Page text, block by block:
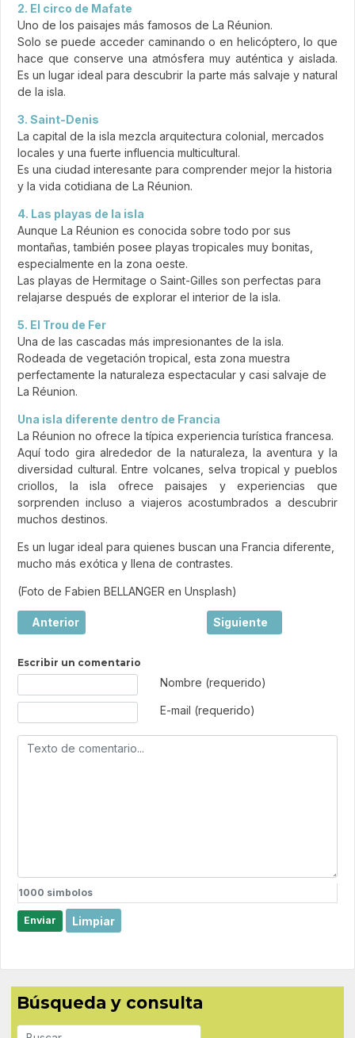
2. El circo de Mafate
Uno de los paisajes más famosos de La Réunion.
Solo se puede acceder caminando o en helicóptero, lo que
hace que conserve una atmósfera muy auténtica y aislada.
Es un lugar ideal para descubrir la parte más salvaje y natural
de la isla.
3. Saint-Denis
La capital de la isla mezcla arquitectura colonial, mercados
locales y una fuerte influencia multicultural.
Es una ciudad interesante para comprender mejor la historia
y la vida cotidiana de La Réunion.
4. Las playas de la isla
Aunque La Réunion es conocida sobre todo por sus
montañas, también posee playas tropicales muy bonitas,
especialmente en la zona oeste.
Las playas de Hermitage o Saint-Gilles son perfectas para
relajarse después de explorar el interior de la isla.
5. El Trou de Fer
Una de las cascadas más impresionantes de la isla.
Rodeada de vegetación tropical, esta zona muestra
perfectamente la naturaleza espectacular y casi salvaje de
La Réunion.
Una isla diferente dentro de Francia
La Réunion no ofrece la típica experiencia turística francesa.
Aquí todo gira alrededor de la naturaleza, la aventura y la
diversidad cultural. Entre volcanes, selva tropical y pueblos
criollos, la isla ofrece paisajes y experiencias que
sorprenden incluso a viajeros acostumbrados a descubrir
muchos destinos.
Es un lugar ideal para quienes buscan una Francia diferente,
mucho más exótica y llena de contrastes.
(Foto de Fabien BELLANGER en Unsplash)
Artículo anterior: Étretat, la magia de los acantilados de
Anterior Artículo siguiente:
Siguiente
Escribir un comentario
Nombre (requerido)
E-mail (requerido)
1000 simbolos
Enviar Limpiar
Búsqueda y consulta
Buscar